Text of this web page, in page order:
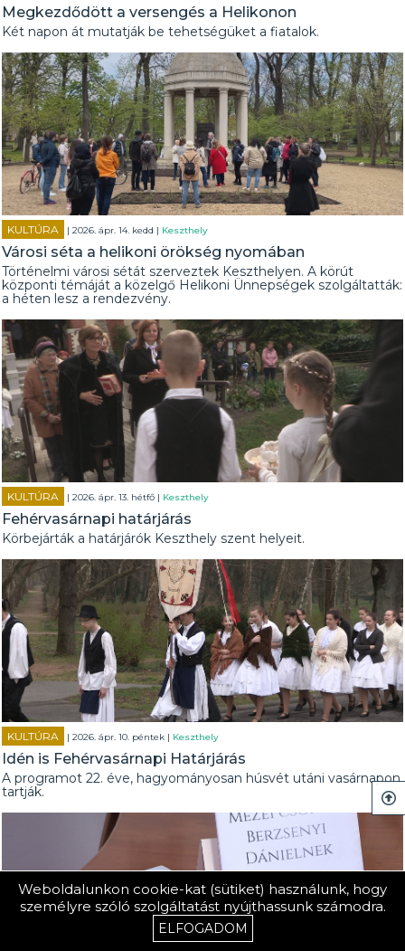
Megkezdődött a versengés a Helikonon
Két napon át mutatják be tehetségüket a fiatalok.
KULTÚRA | 2026. ápr. 14. kedd | Keszthely
Városi séta a helikoni örökség nyomában
Történelmi városi sétát szerveztek Keszthelyen. A körút
központi témáját a közelgő Helikoni Ünnepségek szolgáltatták:
a héten lesz a rendezvény.
KULTÚRA | 2026. ápr. 13. hétfő | Keszthely
Fehérvasárnapi határjárás
Körbejárták a határjárók Keszthely szent helyeit.
KULTÚRA | 2026. ápr. 10. péntek | Keszthely
Idén is Fehérvasárnapi Határjárás
A programot 22. éve, hagyományosan húsvét utáni vasárnapon
tartják.
Weboldalunkon cookie-kat (sütiket) használunk, hogy
személyre szóló szolgáltatást nyújthassunk számodra.
ELFOGADOM